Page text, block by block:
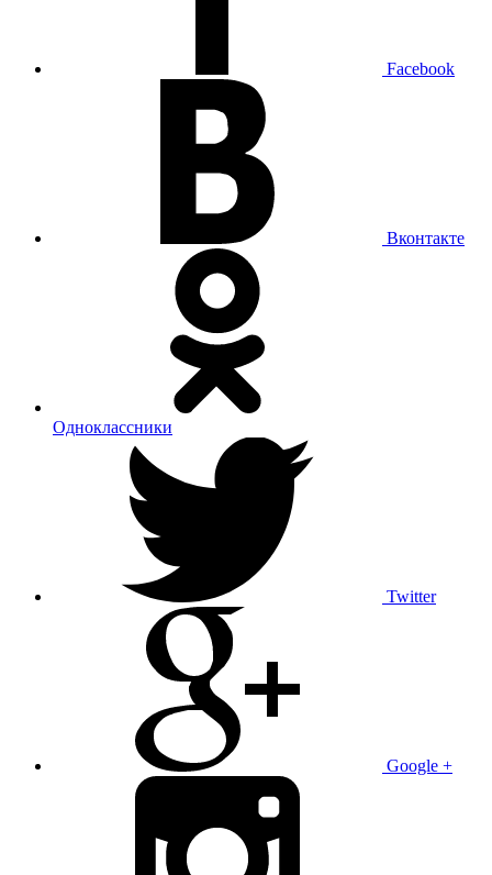
Facebook
Вконтакте
Одноклассники
Twitter
Google +